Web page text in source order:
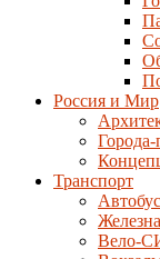
Россия и Мир
Транспорт
Вело-